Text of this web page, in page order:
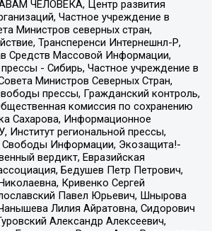
ЧЕЛОВЕКА, Центр развития
Частное учреждение в
Министров северных стран,
Трансперенси Интернешнл-Р,
Средств Массовой Информации,
прессы - Сибирь, Частное учреждение в
Министров Северных Стран,
прессы, Гражданский контроль,
комиссия по сохранению
Сахарова, Информационное
Институт региональной прессы,
Свободы Информации, Экозащита!-
вердикт, Евразийская
Бедушев Петр Петрович,
Кривенко Сергей
Павел Юрьевич, Шнырова
Лилия Айратовна, Сидорович
Александр Алексеевич,